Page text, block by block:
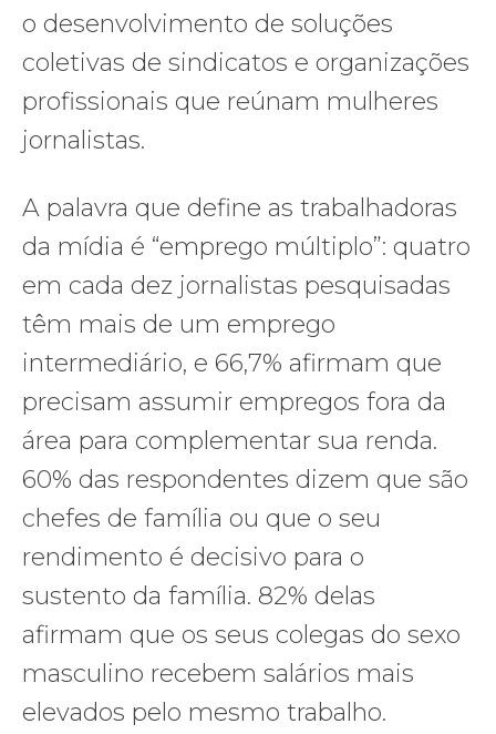
o desenvolvimento de soluções
coletivas de sindicatos e organizações
profissionais que reúnam mulheres
jornalistas.
A palavra que define as trabalhadoras
da mídia é “emprego múltiplo”: quatro
em cada dez jornalistas pesquisadas ​​
têm mais de um emprego
intermediário, e 66,7% afirmam que
precisam assumir empregos fora da
área para complementar sua renda.
60% das respondentes dizem que são
chefes de família ou que o seu
rendimento é decisivo para o
sustento da família. 82% delas
afirmam que os seus colegas do sexo
masculino recebem salários mais
elevados pelo mesmo trabalho.